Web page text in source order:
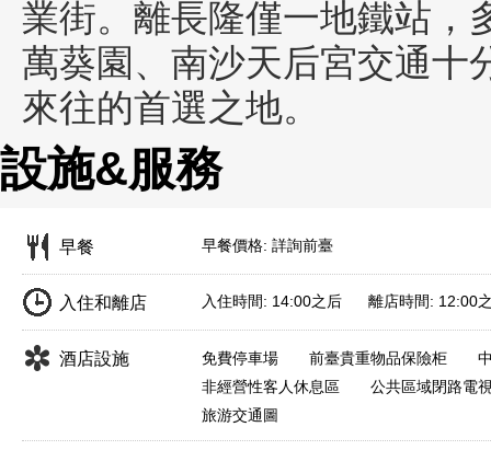
業街。離長隆僅一地鐵站，
萬葵園、南沙天后宮交通十
來往的首選之地。
設施&服務
早餐 早餐價格: 詳詢前臺
入住和離店 入住時間: 14:00之后 離店時間: 12:00
酒店設施 免費停車場 前臺貴重物品保險柜
非經營性客人休息區
公共區域閉路電
旅游交通圖